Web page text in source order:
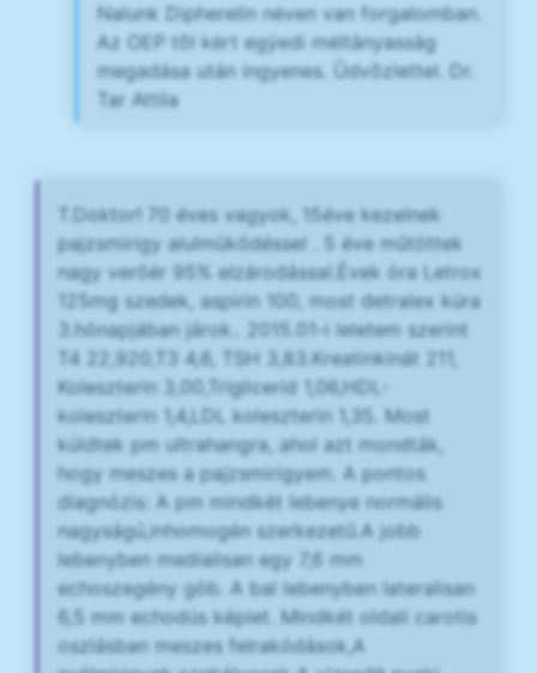
Nalunk Dipherelin nėven van forgalomban.
Az OEP tõl kėrt egýedi mėltànyassàg
megadása után ingyenes. Ūdvõzlettel. Dr.
Tar Attila
T.Doktor! 70 éves vagyok, 15éve kezelnek
pajzsmirigy alulmükődéssel . 5 éve műtöttek
nagy verőér 95% elzárodással.Évek óra Letrox
125mg szedek, aspirin 100, most detralex kúra
3.hónapjában járok.. 2015.01-i leletem szerint
T4 22,920,T3 4,6, TSH 3,83.Kreatinkinát 211,
Koleszterin 3,00,Triglicerid 1,06,HDL-
koleszterin 1,4,LDL koleszterin 1,35. Most
küldtek pm ultrahangra, ahol azt mondták,
hogy meszes a pajzsmirigyem. A pontos
diagnózis: A pm mindkét lebenye normális
nagyságú,inhomogén szerkezetű.A jobb
lebenyben medialisan egy 7,6 mm
echoszegény göb. A bal lebenyben lateralisan
6,5 mm echodús képlet. Mindkét oldali carotis
oszlásban meszes felrakódások,A